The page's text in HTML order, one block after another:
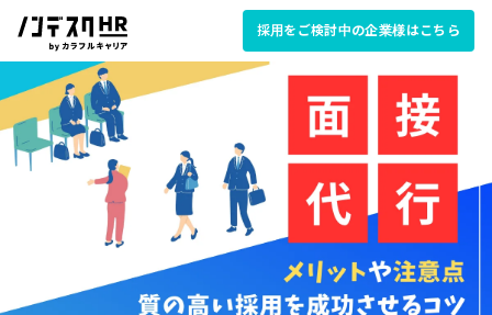
採用をご検討中の企業様はこちら